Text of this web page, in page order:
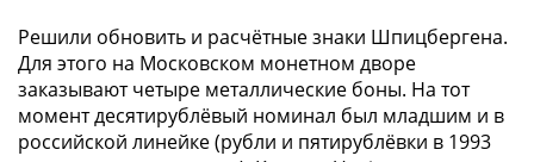
Решили обновить и расчётные знаки Шпицбергена.
Для этого на Московском монетном дворе
заказывают четыре металлические боны. На тот
момент десятирублёвый номинал был младшим и в
российской линейке (рубли и пятирублёвки в 1993